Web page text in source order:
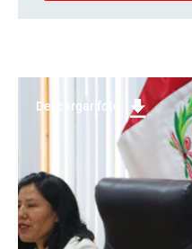
Descargar foto